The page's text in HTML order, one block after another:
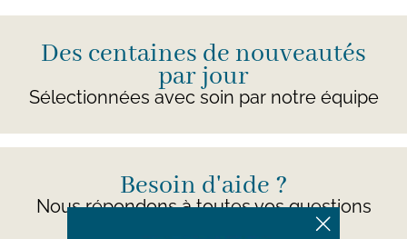
Des centaines de nouveautés
par jour
Sélectionnées avec soin par notre équipe
Besoin d'aide ?
Nous répondons à toutes vos questions